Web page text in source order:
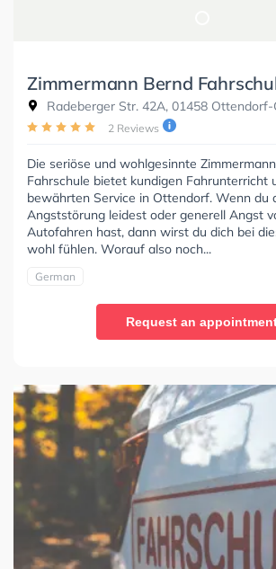
Zimmermann Bernd
Radeberger Str. 42A, 01458 Ottendorf-
2 Reviews
Die seriöse und wohlgesinnte
Fahrschule bietet kundigen Fahrunterricht
bewährten Service in Ottendorf. Wenn du
Angststörung leidest oder generell Angst
Autofahren hast, dann wirst du dich bei
wohl fühlen. Worauf also noch...
German
Request an